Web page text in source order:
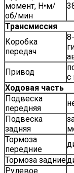
момент, Н•м/
об/мин
Трансмиссия
Коробка
передач
Привод
с
Ходовая часть
Подвеска
передняя
Подвеска
задняя
Тормоза
передние
Тормоза задние
Рулевое